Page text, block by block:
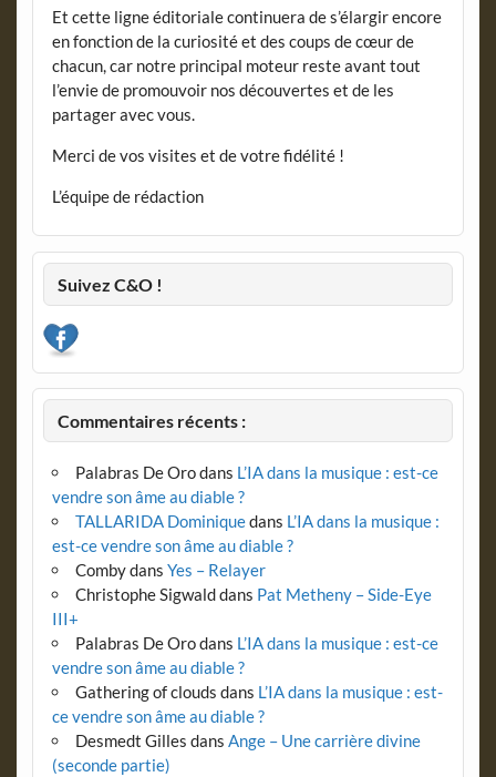
Et cette ligne éditoriale continuera de s’élargir encore
en fonction de la curiosité et des coups de cœur de
chacun, car notre principal moteur reste avant tout
l’envie de promouvoir nos découvertes et de les
partager avec vous.
Merci de vos visites et de votre fidélité !
L’équipe de rédaction
Suivez C&O !
Commentaires récents :
Palabras De Orodans L’IA dans la musique : est-ce
vendre son âme au diable ?
TALLARIDA Dominiquedans L’IA dans la musique :
est-ce vendre son âme au diable ?
Combydans Yes – Relayer
Christophe Sigwalddans Pat Metheny – Side-Eye
III+
Palabras De Orodans L’IA dans la musique : est-ce
vendre son âme au diable ?
Gathering of clouds dans L’IA dans la musique : est-
ce vendre son âme au diable ?
Desmedt Gilles dans Ange – Une carrière divine
(seconde partie)